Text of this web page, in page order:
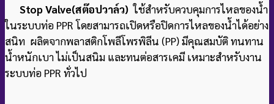
Stop Valve(สต๊อปวาล์ว)ใช้สำหรับควบคุมการไหลของน้ำ
ในระบบท่อ PPR โดยสามารถเปิดหรือปิดการไหลของน้ำได้อย่าง
สนิท ผลิตจากพลาสติกโพลีโพรพิลีน (PP) มีคุณสมบัติ ทนทาน
น้ำหนักเบา ไม่เป็นสนิม และทนต่อสารเคมี เหมาะสำหรับงาน
ระบบท่อ PPR ทั่วไป